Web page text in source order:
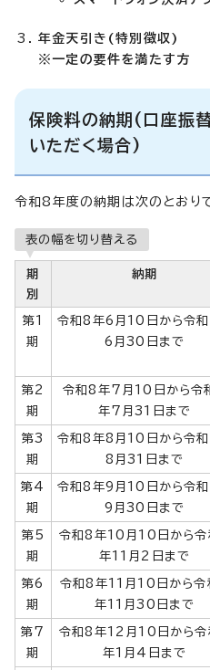
年金天引き(特別徴収)
※一定の要件を満たす方
保険料の納期(口座振
いただく場合)
令和8年度の納期は次のとおりで
表の幅を切り替える
期
別
納期
第1
期
令和8年6月10日から令
6月30日まで
第2
期
令和8年7月10日から令
年7月31日まで
第3
期
令和8年8月10日から令
8月31日まで
第4
期
令和8年9月10日から令
9月30日まで
第5
期
令和8年10月10日から令
年11月2日まで
第6
期
令和8年11月10日から令
年11月30日まで
第7
期
令和8年12月10日から令
年1月4日まで